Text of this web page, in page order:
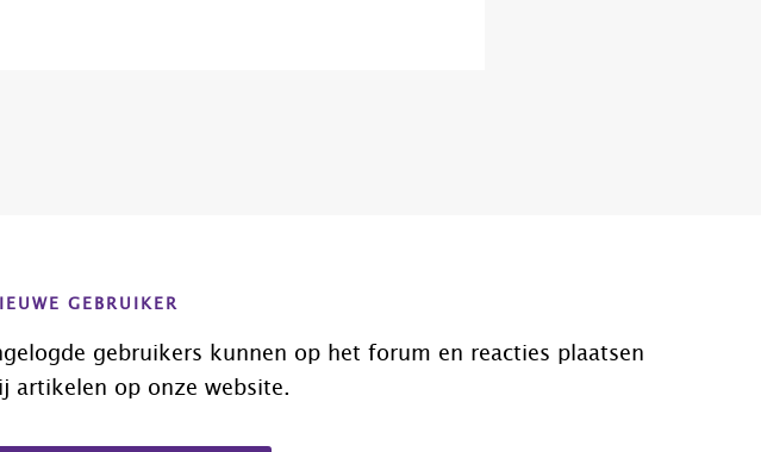
GEBRUIKER
gebruikers kunnen op het forum en reacties plaatsen
artikelen op onze website.